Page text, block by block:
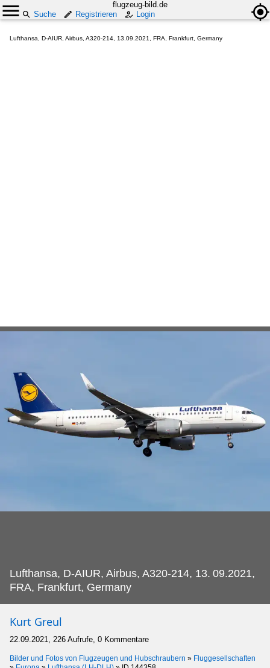
flugzeug-bild.de
Suche
Registrieren Login
Lufthansa, D-AIUR, Airbus, A320-214, 13.09.2021, FRA, Frankfurt, Germany
Lufthansa, D-AIUR, Airbus, A320-214, 13. 09.2021,
FRA, Frankfurt, Germany
Kurt Greul
22.09.2021, 226 Aufrufe, 0 Kommentare
Bilder und Fotos von Flugzeugen und Hubschraubern » Fluggesellschaften